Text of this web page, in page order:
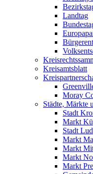
Landtag
Kreisamtsblatt
Moray
Städte, Märkte
Stadt
Markt
Stadt
Markt
Markt
Markt
Markt